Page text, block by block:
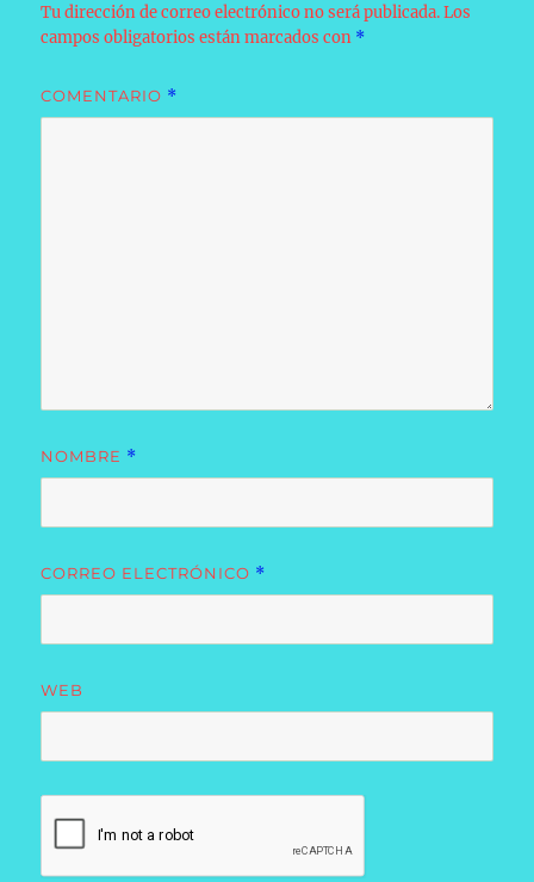
Tu dirección de correo electrónico no será publicada. Los
campos obligatorios están marcados con *
COMENTARIO *
NOMBRE *
CORREO ELECTRÓNICO *
WEB